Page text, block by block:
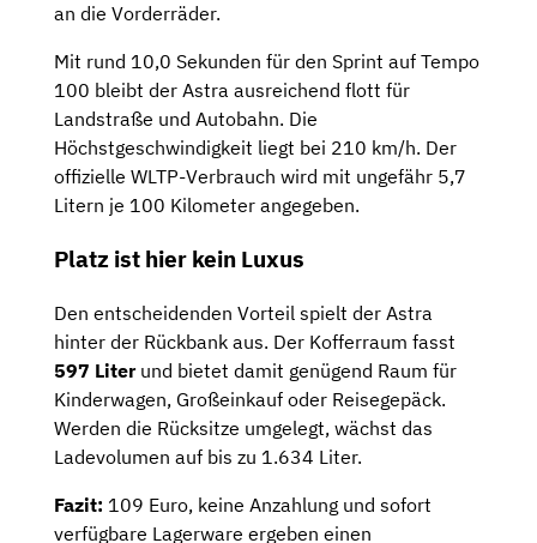
an die Vorderräder.
Mit rund 10,0 Sekunden für den Sprint auf Tempo
100 bleibt der Astra ausreichend flott für
Landstraße und Autobahn. Die
Höchstgeschwindigkeit liegt bei 210 km/h. Der
offizielle WLTP-Verbrauch wird mit ungefähr 5,7
Litern je 100 Kilometer angegeben.
Platz ist hier kein Luxus
Den entscheidenden Vorteil spielt der Astra
hinter der Rückbank aus. Der Kofferraum fasst
597 Literund bietet damit genügend Raum für
Kinderwagen, Großeinkauf oder Reisegepäck.
Werden die Rücksitze umgelegt, wächst das
Ladevolumen auf bis zu 1.634 Liter.
Fazit: 109 Euro, keine Anzahlung und sofort
verfügbare Lagerware ergeben einen